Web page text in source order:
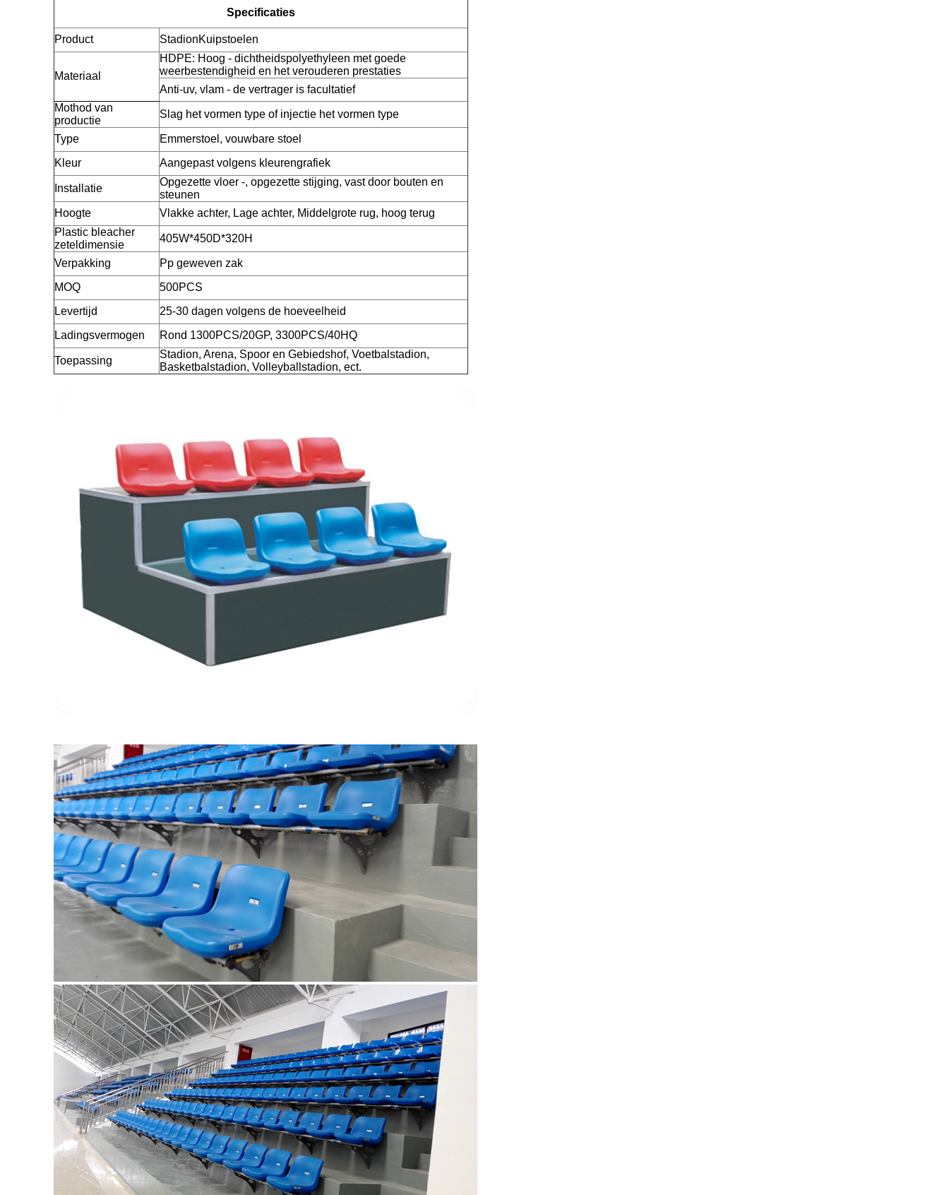
Specificaties
Product StadionKuipstoelen
Materiaal
HDPE: Hoog - dichtheidspolyethyleen met goede
weerbestendigheid en het verouderen prestaties
Anti-uv, vlam - de vertrager is facultatief
Mothod van
productie
Slag het vormen type of injectie het vormen type
Type
Emmerstoel, vouwbare stoel
Kleur
Aangepast volgens kleurengrafiek
Installatie
Opgezette vloer -, opgezette stijging, vast door bouten en
steunen
Hoogte
Vlakke achter, Lage achter, Middelgrote rug, hoog terug
Plastic bleacher
zeteldimensie
405W*450D*320H
Verpakking
Pp geweven zak
MOQ
500PCS
Levertijd
25-30 dagen volgens de hoeveelheid
Ladingsvermogen
Rond 1300PCS/20GP, 3300PCS/40HQ
Toepassing
Stadion, Arena, Spoor en Gebiedshof, Voetbalstadion,
Basketbalstadion, Volleyballstadion, ect.